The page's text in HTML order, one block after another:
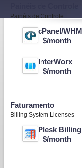
Painéis de Controle
cPanel/WHM
$/month
InterWorx
$/month
Faturamento
Billing System Licenses
Plesk Billing
$/month